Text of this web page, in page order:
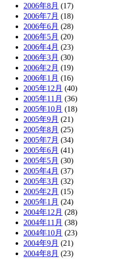
2006年8月 (17)
2006年7月 (18)
2006年6月 (28)
2006年5月 (20)
2006年4月 (23)
2006年3月 (30)
2006年2月 (19)
2006年1月 (16)
2005年12月 (40)
2005年11月 (36)
2005年10月 (18)
2005年9月 (21)
2005年8月 (25)
2005年7月 (34)
2005年6月 (41)
2005年5月 (30)
2005年4月 (37)
2005年3月 (32)
2005年2月 (15)
2005年1月 (24)
2004年12月 (28)
2004年11月 (38)
2004年10月 (23)
2004年9月 (21)
2004年8月 (23)